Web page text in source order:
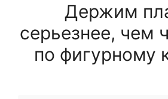
Держим
серьезнее, чем
по фигурному